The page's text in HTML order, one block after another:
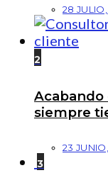
28
2
Acabando
siempre
23
3